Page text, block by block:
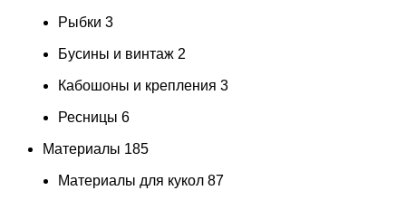
Рыбки 3
Бусины и винтаж 2
Кабошоны и крепления 3
Ресницы 6
Материалы 185
Материалы для кукол 87